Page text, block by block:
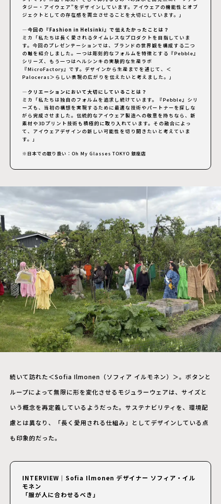
タジー・アイウェア”をデザインしています。アイウェアの機能性とオブ
ジェクトとしての存在感を両立させることを大切にしています。」
—今回の『Fashion in Helsinki』で伝えたかったことは？
ミカ「私たちは長く愛されるタイムレスなプロダクトを目指していま
す。今回のプレゼンテーションでは、ブランドの世界観を構成する二つ
の軸を紹介しました。一つは彫刻的なフォルムを特徴とする『Pebble』
シリーズ、もう一つはヘルシンキの実験的な生産ラボ
『MicroFactory』です。デザインから生産までを通じて、＜
Paloceras＞らしい表現の広がりを伝えたいと考えました。」
—クリエーションにおいて大切にしていることは？
ミカ「私たちは独自のフォルムを追求し続けています。『Pebble』シリ
ーズも、当初の構想を実現するために最適な技術やパートナーを探しな
がら完成させました。伝統的なアイウェア製造への敬意を持ちなら、新
素材や3Dプリント技術も積極的に取り入れています。その融合によっ
て、アイウェアデザインの新しい可能性を切り開きたいと考えていま
す。」
※日本での取り扱い：Oh My Glasses TOKYO 銀座店
続いて訪れた＜Sofia Ilmonen（ソフィア イルモネン）＞。ボタンと
ループによって無限に形を変化させるモジュラーウェアは、サイズと
いう概念を再定義しているようだった。サステナビリティを、環境配
慮とは異なり、「長く愛用される仕組み」としてデザインしている点
も印象的だった。
INTERVIEW｜Sofia Ilmonen デザイナー ソフィア・イル
モネン
「服が人に合わせるべき」